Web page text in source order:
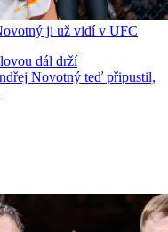
ji už vidí v UFC
dál drží
Novotný teď připustil,